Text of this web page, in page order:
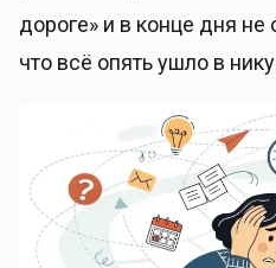
дороге» и в конце дня не
что всё опять ушло в